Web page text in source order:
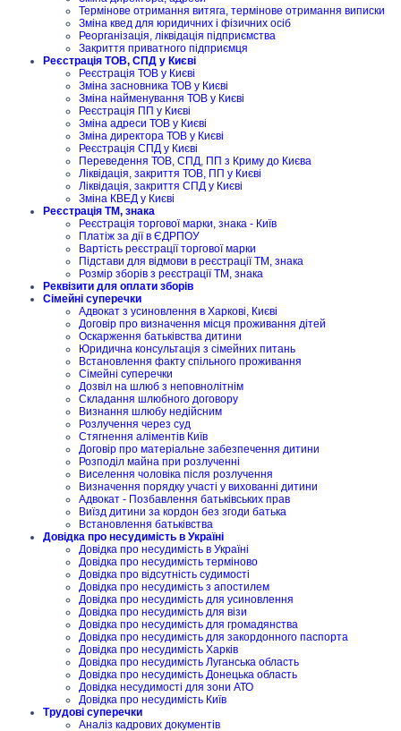
Термінове отримання витяга, термінове отримання виписки
Зміна квед для юридичних і фізичних осіб
Реорганізація, ліквідація підприємства
Закриття приватного підприємця
Реєстрація ТОВ, СПД у Києві
Реєстрація ТОВ у Києві
Зміна засновника ТОВ у Києві
Зміна найменування ТОВ у Києві
Реєстрація ПП у Києві
Зміна адреси ТОВ у Києві
Зміна директора ТОВ у Києві
Реєстрація СПД у Києві
Переведення ТОВ, СПД, ПП з Криму до Києва
Ліквідація, закриття ТОВ, ПП у Києві
Ліквідація, закриття СПД у Києві
Зміна КВЕД у Києві
Реєстрація ТМ, знака
Реєстрація торгової марки, знака - Київ
Платіж за дії в ЄДРПОУ
Вартість реєстрації торгової марки
Підстави для відмови в реєстрації ТМ, знака
Розмір зборів з реєстрації ТМ, знака
Реквізити для оплати зборів
Сімейні суперечки
Адвокат з усиновлення в Харкові, Києві
Договір про визначення місця проживання дітей
Оскарження батьківства дитини
Юридична консультація з сімейних питань
Встановлення факту спільного проживання
Сімейні суперечки
Дозвіл на шлюб з неповнолітнім
Складання шлюбного договору
Визнання шлюбу недійсним
Розлучення через суд
Стягнення аліментів Київ
Договір про матеріальне забезпечення дитини
Розподіл майна при розлученні
Виселення чоловіка після розлучення
Визначення порядку участі у вихованні дитини
Адвокат - Позбавлення батьківських прав
Виїзд дитини за кордон без згоди батька
Встановлення батьківства
Довідка про несудимість в Україні
Довідка про несудимість в Україні
Довідка про несудимість терміново
Довідка про відсутність судимості
Довідка про несудимість з апостилем
Довідка про несудимість для усиновлення
Довідка про несудимість для візи
Довідка про несудимість для громадянства
Довідка про несудимість для закордонного паспорта
Довідка про несудимість Харків
Довідка про несудимість Луганська область
Довідка про несудимість Донецька область
Довідка несудимості для зони АТО
Довідка про несудимість Київ
Трудові суперечки
Аналіз кадрових документів